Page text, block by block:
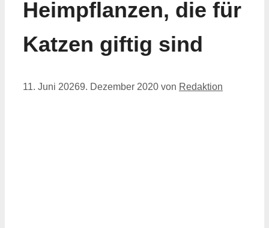
Heimpflanzen, die für
Katzen giftig sind
11. Juni 20269. Dezember 2020 von Redaktion